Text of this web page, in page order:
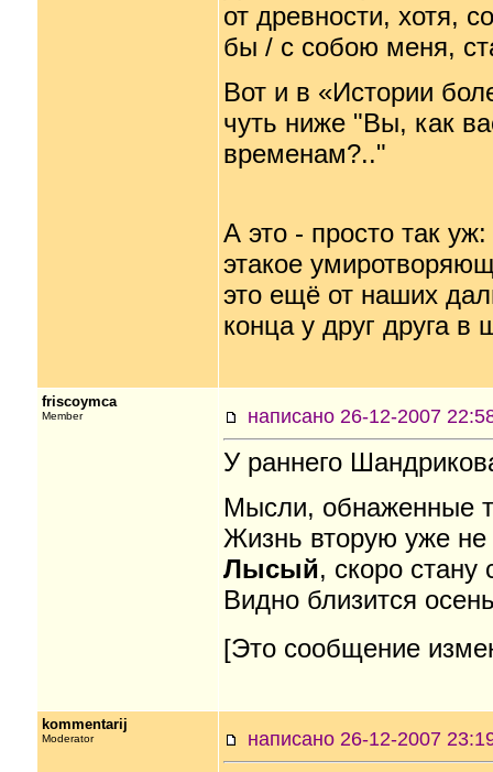
от древности, хотя,
бы / с собою меня,
Вот и в «Истории
чуть ниже "Вы, как
временам?.."
А это - просто так
этакое
это ещё от наших
конца у друг друга
friscoymca
Member написано 26-12-2007
У раннего
Мысли, обнаженные
Жизнь вторую уже
Лысый, скоро
Видно близится
[Это сообщение
kommentarij
Moderator написано 26-12-2007